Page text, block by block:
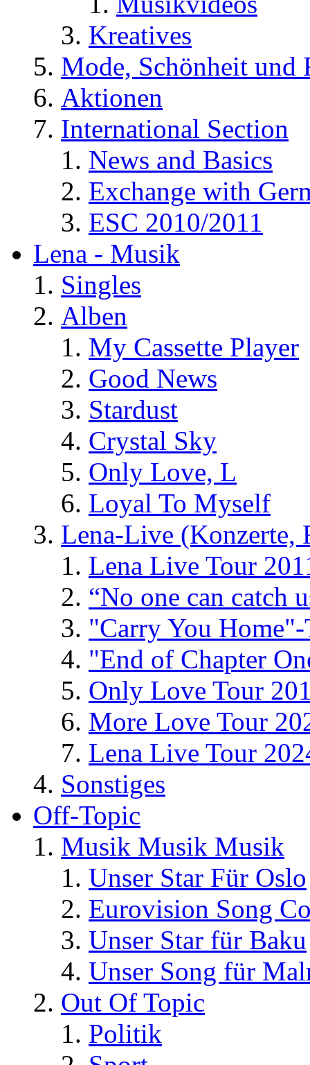
Kreatives
Mode, Schönheit und
Aktionen
International Section
News and Basics
Exchange with
ESC 2010/2011
Lena - Musik
Singles
Alben
My Cassette Player
Good News
Stardust
Crystal Sky
Only Love, L
Loyal To Myself
Lena-Live (Konzerte,
Lena Live Tour
“No one can catch
"Carry You
"End of Chapter
Only Love Tour
More Love Tour
Lena Live Tour
Sonstiges
Off-Topic
Musik Musik Musik
Unser Star Für Oslo
Eurovision Song
Unser Star für Baku
Unser Song für
Out Of Topic
Politik